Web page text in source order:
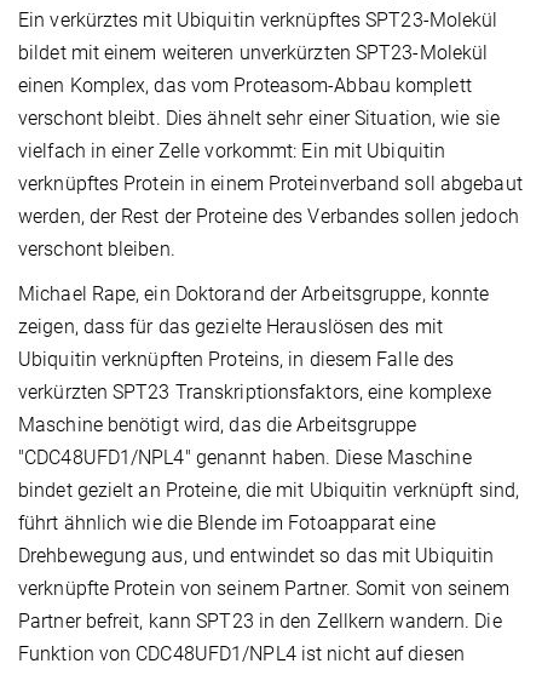
Ein verkürztes mit Ubiquitin verknüpftes SPT23-Molekül
bildet mit einem weiteren unverkürzten SPT23-Molekül
einen Komplex, das vom Proteasom-Abbau komplett
verschont bleibt. Dies ähnelt sehr einer Situation, wie sie
vielfach in einer Zelle vorkommt: Ein mit Ubiquitin
verknüpftes Protein in einem Proteinverband soll abgebaut
werden, der Rest der Proteine des Verbandes sollen jedoch
verschont bleiben.
Michael Rape, ein Doktorand der Arbeitsgruppe, konnte
zeigen, dass für das gezielte Herauslösen des mit
Ubiquitin verknüpften Proteins, in diesem Falle des
verkürzten SPT23 Transkriptionsfaktors, eine komplexe
Maschine benötigt wird, das die Arbeitsgruppe
"CDC48UFD1/NPL4" genannt haben. Diese Maschine
bindet gezielt an Proteine, die mit Ubiquitin verknüpft sind,
führt ähnlich wie die Blende im Fotoapparat eine
Drehbewegung aus, und entwindet so das mit Ubiquitin
verknüpfte Protein von seinem Partner. Somit von seinem
Partner befreit, kann SPT23 in den Zellkern wandern. Die
Funktion von CDC48UFD1/NPL4 ist nicht auf diesen